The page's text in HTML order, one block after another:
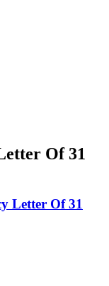
Of 31
Letter Of 31